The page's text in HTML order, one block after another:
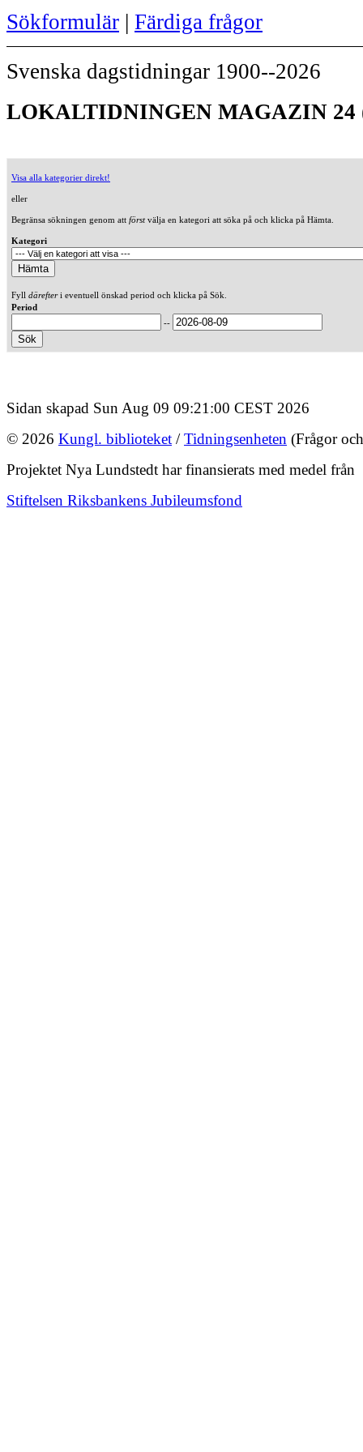
Sökformulär | Färdiga frågor
Svenska dagstidningar 1900--2026
LOKALTIDNINGEN MAGAZIN 24
Visa alla kategorier direkt!
eller
Begränsa sökningen genom att förstvälja en kategori att söka på och klicka på Hämta.
Kategori
Fyll därefteri eventuell önskad period och klicka på Sök.
Period
--
Sidan skapad Sun Aug 09 09:21:00 CEST 2026
© 2026 Kungl. biblioteket /Tidningsenheten (Frågor
Projektet Nya Lundstedt har finansierats med medel från
Stiftelsen Riksbankens Jubileumsfond